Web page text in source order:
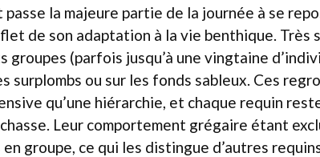
passe la majeure partie de la journée à se
de son adaptation à la vie benthique. Très
groupes (parfois jusqu’à une vingtaine
surplombs ou sur les fonds sableux. Ces
qu’une hiérarchie, et chaque requin
Leur comportement grégaire étant
en groupe, ce qui les distingue d’autres